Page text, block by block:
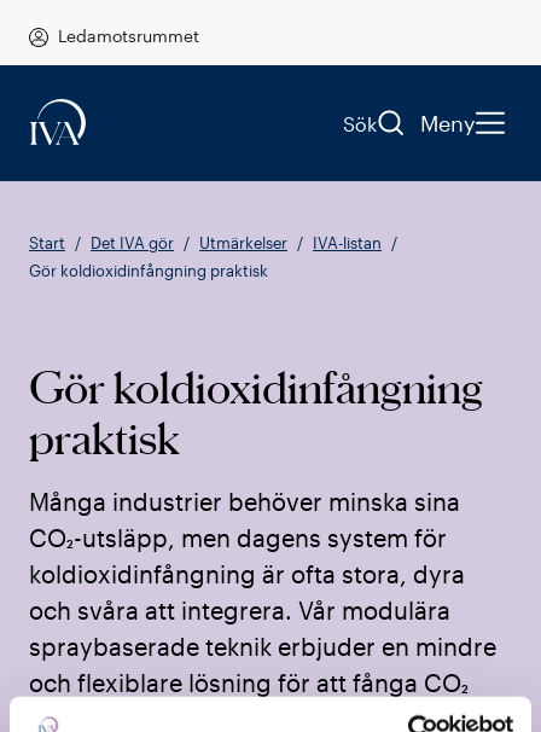
Ledamotsrummet
Sök Meny
Start Det IVA gör Utmärkelser
IVA-listan
Gör koldioxidinfångning praktisk
Gör koldioxidinfångning
praktisk
Många industrier behöver minska sina
CO₂-utsläpp, men dagens system för
koldioxidinfångning är ofta stora, dyra
och svåra att integrera. Vår modulära
spraybaserade teknik erbjuder en mindre
och flexiblare lösning för att fånga CO₂
från rökgaser.